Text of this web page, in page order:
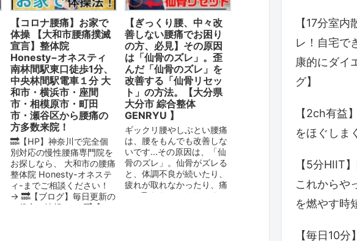
【コロナ腰痛】お家で
体操 【大和市腰痛撲滅
宣言】整体院
Honesty−オネスティ
南林間駅東口徒歩1分、
中央林間駅電車１分 大
和市・横浜市・座間
市・相模原市・町田
市・瀬谷区から腰痛の
方多数来院！
🔜【HP】神奈川で完全個
別対応の慢性腰痛専門院を
お探しなら、 大和市の腰痛
整体院 Honesty-オネステ
ィ-までご相談ください！
→ 🔜【ブログ】毎日更新の
お役立ち情報！ → 🔜【...
【ぎっくり腰、中々改
善しない腰痛でお困り
の方、必見】その原因
は「仙骨のズレ」。歪
んだ「仙骨のズレ」を
改善する「仙骨リセッ
ト」の方法。【大分県
大分市 綜合整体
GENRYU 】
ギックリ腰やしぶとい腰痛
は、腰をもんでも改善しな
いです...その原因は、「仙
骨のズレ」。仙骨がズレる
と、体調不良が続いたり、
疲れが取れなかったり、痛
みが取れなかったりしま
【17分室
レ！自宅で
康的にダイ
グ】
【2ch有益
をほぐしま
【5分HIIT
これからや
を燃やす時
【毎日10